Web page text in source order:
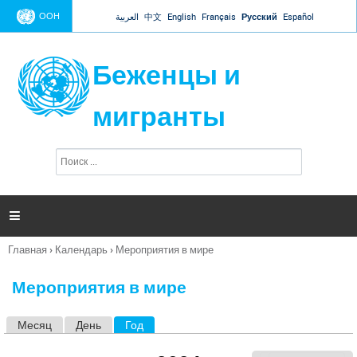
Jump to navigation
ООН العربية 中文 English Français Русский Español
Беженцы и
мигранты
п
и

Вы
Главная › Календарь › Мероприятия в мире
Мероприятия в мире
Месяц День Год